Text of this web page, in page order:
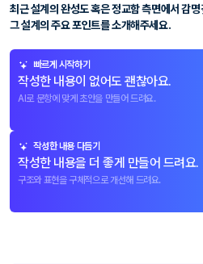
최근 설계의 완성도 혹은 정교함 측면에서 감
그 설계의 주요 포인트를 소개해주세요.
빠르게 시작하기
작성한 내용이 없어도 괜찮아요.
AI로 문항에 맞게 초안을 만들어 드려요.
작성한 내용 다듬기
작성한 내용을 더 좋게 만들어 드려요.
구조와 표현을 구체적으로 개선해 드려요.